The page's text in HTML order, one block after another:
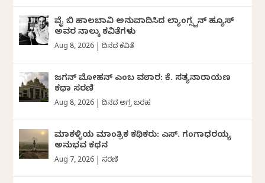
ವೈ ಬಿ ಹಾಲಬಾವಿ ಅನುವಾದಿಸಿದ ಲ್ಯಾಂಗ್ಸ್ಟನ್ ಹ್ಯೂಸ್
ಅವರ ನಾಲ್ಕು ಕವಿತೆಗಳು
Aug 8, 2026 |ದಿನದ ಕವಿತೆ
ಜಗನ್‌ ಮೋಹನ್‌ ಎಂಬ ವಠಾರ: ಕೆ. ಸತ್ಯನಾರಾಯಣ
ಕಥಾ ಸರಣಿ
Aug 8, 2026 |ದಿನದ ಅಗ್ರ ಬರಹ
ಮಾಕಳ್ಳಿಯ ಮಾಂತ್ರಿಕ ಕಥಿಕರು: ಎಸ್. ಗಂಗಾಧರಯ್ಯ
ಅನುಭವ ಕಥನ
Aug 7, 2026 ಸರಣಿ